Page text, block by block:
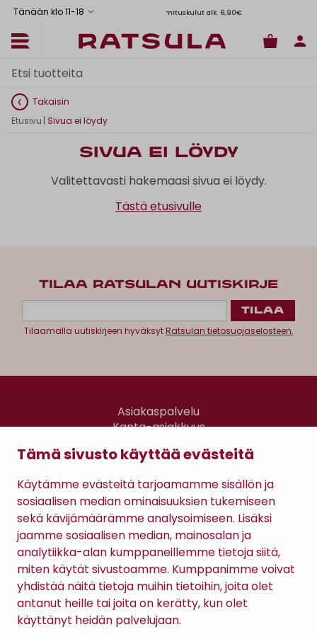
Tämä sivusto käyttää evästeitä
Käytämme evästeitä tarjoamamme sisällön ja
sosiaalisen median ominaisuuksien tukemiseen
sekä kävijämäärämme analysoimiseen. Lisäksi
jaamme sosiaalisen median, mainosalan ja
analytiikka-alan kumppaneillemme tietoja siitä,
miten käytät sivustoamme. Kumppanimme voivat
yhdistää näitä tietoja muihin tietoihin, joita olet
antanut heille tai joita on kerätty, kun olet
käyttänyt heidän palvelujaan.
Tänään klo 11-18 Toimituskulut alk. 6,90€
Takaisin
Etusivu | Sivua ei löydy
Sivua ei löydy
Valitettavasti hakemaasi sivua ei löydy.
Tästä etusivulle
TILAA RATSULAN UUTISKIRJE
Tilaamalla uutiskirjeen hyväksytRatsulan tietosuojaselosteen.
Asiakaspalvelu
Kanta-asiakkuus
Gomee Ratsula Café
Sopimusehdot
Tietosuojaseloste
Maksutavat